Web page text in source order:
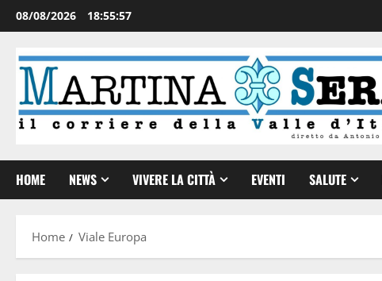
08/08/2026 18:55:59
HOME NEWS VIVERE LA CITTÀ EVENTI SALUTE
Home Viale Europa